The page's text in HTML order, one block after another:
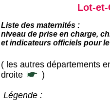
Lot-et-
Liste des maternités :
niveau de prise en charge,
et indicateurs officiels pour
( les autres départements
droite
)
Légende :